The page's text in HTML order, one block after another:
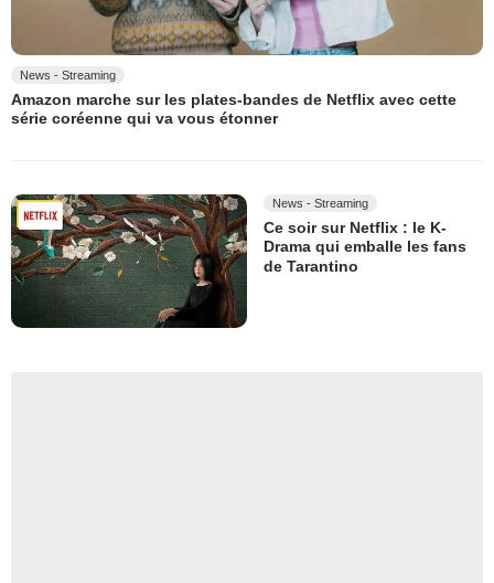
News - Streaming
Amazon marche sur les plates-bandes de Netflix avec cette
série coréenne qui va vous étonner
News - Streaming
Ce soir sur Netflix : le K-
Drama qui emballe les fans
de Tarantino